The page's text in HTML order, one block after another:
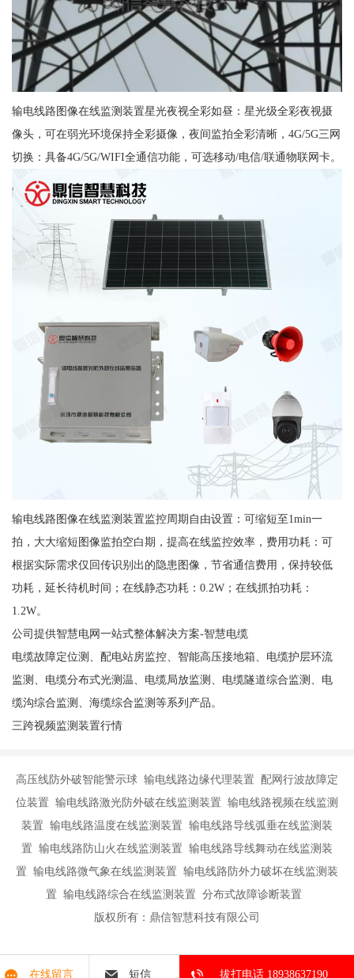
输电线路图像在线监测装置星光夜视全彩如昼：星光级全彩夜视摄
像头，可在弱光环境保持全彩摄像，夜间监拍全彩清晰，4G/5G三网
切换：具备4G/5G/WIFI全通信功能，可选移动/电信/联通物联网卡。
输电线路图像在线监测装置监控周期自由设置：可缩短至1min一
拍，大大缩短图像监拍空白期，提高在线监控效率，费用功耗：可
根据实际需求仅回传识别出的隐患图像，节省通信费用，保持较低
功耗，延长待机时间；在线静态功耗：0.2W；在线抓拍功耗：
1.2W。
公司提供智慧电网一站式整体解决方案-智慧电缆
电缆故障定位测、配电站房监控、智能高压接地箱、电缆护层环流
监测、电缆分布式光测温、电缆局放监测、电缆隧道综合监测、电
缆沟综合监测、海缆综合监测等系列产品。
三跨视频监测装置行情
高压线防外破智能警示球 输电线路边缘代理装置 配网行波故障定
位装置 输电线路激光防外破在线监测装置 输电线路视频在线监测
装置 输电线路温度在线监测装置 输电线路导线弧垂在线监测装
置 输电线路防山火在线监测装置 输电线路导线舞动在线监测装
置 输电线路微气象在线监测装置 输电线路防外力破坏在线监测装
置 输电线路综合在线监测装置 分布式故障诊断装置
版权所有：鼎信智慧科技有限公司
在线留言 短信 拔打电话 18938637190